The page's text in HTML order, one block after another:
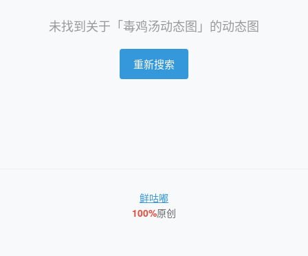
未找到关于「毒鸡汤动态图」的动态图
重新搜索
鲜咕嘟
100%原创